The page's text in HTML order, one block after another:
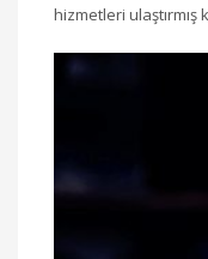
hizmetleri ulaştırmış